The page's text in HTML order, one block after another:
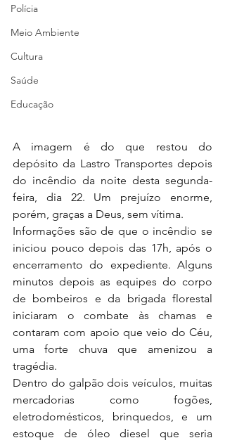
Polícia
Meio Ambiente
Cultura
Saúde
Educação
A imagem é do que restou do
depósito da Lastro Transportes depois
do incêndio da noite desta segunda-
feira, dia 22. Um prejuízo enorme,
porém, graças a Deus, sem vítima.
Informações são de que o incêndio se
iniciou pouco depois das 17h, após o
encerramento do expediente. Alguns
minutos depois as equipes do corpo
de bombeiros e da brigada florestal
iniciaram o combate às chamas e
contaram com apoio que veio do Céu,
uma forte chuva que amenizou a
tragédia.
Dentro do galpão dois veículos, muitas
mercadorias como fogões,
eletrodomésticos, brinquedos, e um
estoque de óleo diesel que seria